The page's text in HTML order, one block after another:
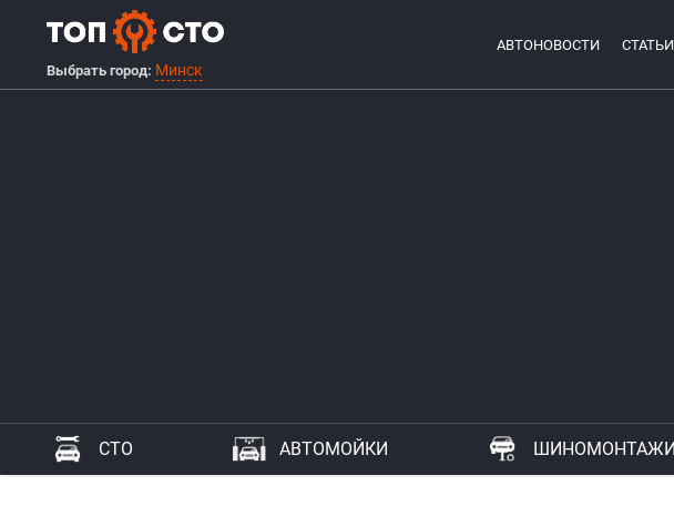
Выбрать город: Минск
АВТОНОВОСТИ СТАТЬИ
СТО АВТОМОЙКИ ШИНОМОНТАЖИ